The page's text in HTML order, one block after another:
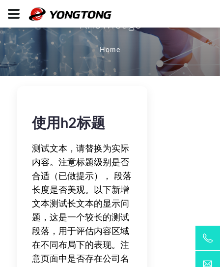
Knowledge
Home
使用h2标题
测试文本，请替换为实际
内容。注意标题级别是否
合适（已做提示）， 段落
长度是否美观。以下新增
文本测试长文本的显示问
题，这是一个较长的测试
段落，用于评估内容区域
在不同布局下的表现。注
意页面中是否存在公司名